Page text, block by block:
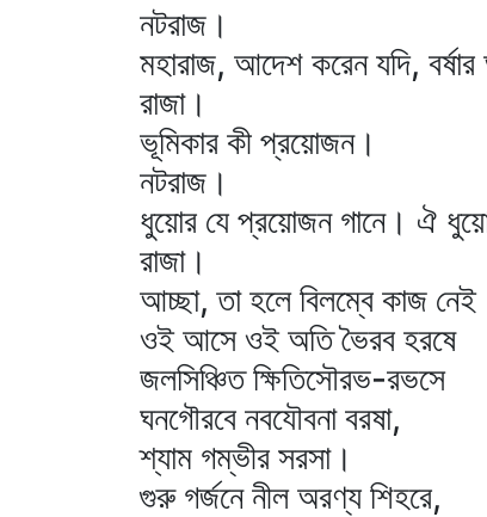
নটরাজ।
মহারাজ, আদেশ করেন যদি,
রাজা।
ভূমিকার কী প্রয়োজন।
নটরাজ।
ধুয়োর যে প্রয়োজন গানে। ঐ
রাজা।
আচ্ছা, তা হলে বিলম্বে কাজ
ওই আসে ওই অতি ভৈরব হরষে
জলসিঞ্চিত ক্ষিতিসৌরভ-রভসে
ঘনগৌরবে নবযৌবনা বরষা,
শ্যাম গম্ভীর সরসা।
গুরু গর্জনে নীল অরণ্য শিহরে,